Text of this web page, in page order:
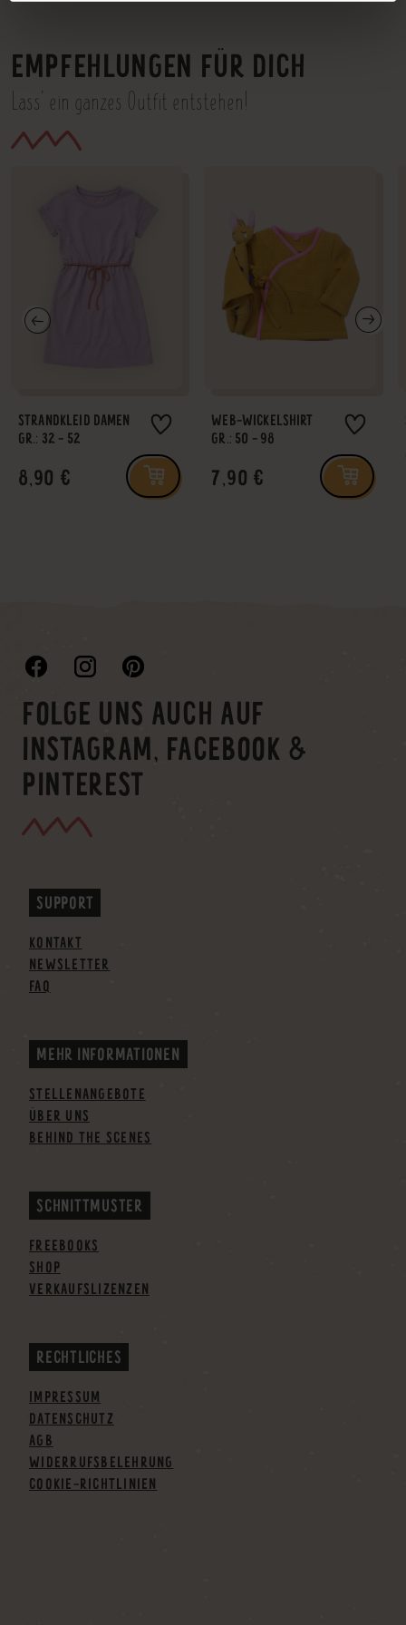
EMPFEHLUNGEN FÜR DICH
Lass' ein ganzes Outfit entstehen!
STRANDKLEID DAMEN
GR.: 32 - 52
8,90 €
WEB-WICKELSHIRT
GR.: 50 - 98
7,90 €
FOLGE UNS AUCH AUF
INSTAGRAM, FACEBOOK &
PINTEREST
SUPPORT
KONTAKT
NEWSLETTER
FAQ
MEHR INFORMATIONEN
STELLENANGEBOTE
ÜBER UNS
BEHIND THE SCENES
SCHNITTMUSTER
FREEBOOKS
SHOP
VERKAUFSLIZENZEN
RECHTLICHES
IMPRESSUM
DATENSCHUTZ
AGB
WIDERRUFSBELEHRUNG
COOKIE-RICHTLINIEN